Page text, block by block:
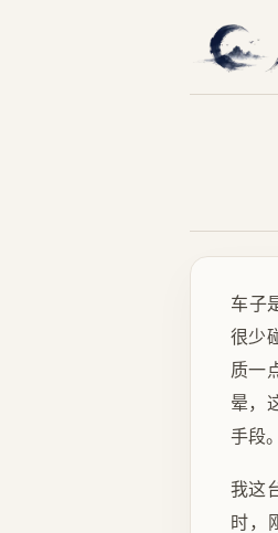
车子
很少
质一
晕，
手段。
我这
时，